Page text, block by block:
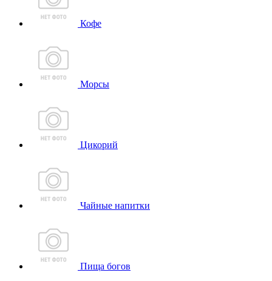
Кофе
Морсы
Цикорий
Чайные напитки
Пища богов